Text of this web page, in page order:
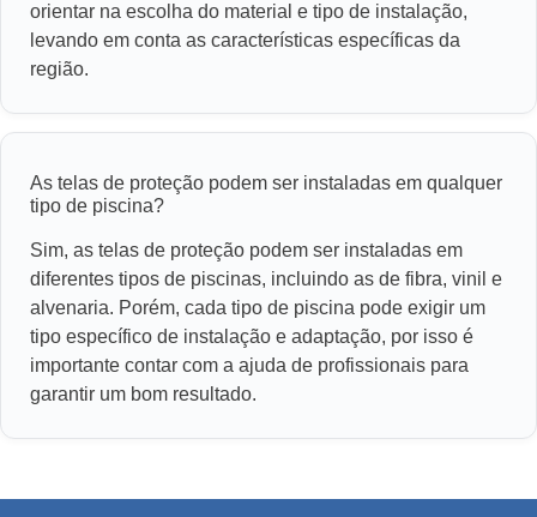
orientar na escolha do material e tipo de instalação,
levando em conta as características específicas da
região.
As telas de proteção podem ser instaladas em qualquer
tipo de piscina?
Sim, as telas de proteção podem ser instaladas em
diferentes tipos de piscinas, incluindo as de fibra, vinil e
alvenaria. Porém, cada tipo de piscina pode exigir um
tipo específico de instalação e adaptação, por isso é
importante contar com a ajuda de profissionais para
garantir um bom resultado.